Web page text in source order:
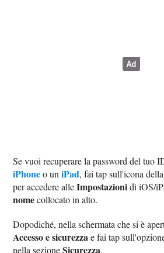
Se vuoi recuperare la password del tuo
iPhoneo uniPad, fai tap sull'icona
per accedere alleImpostazionidi iOS/
nomecollocato in alto.
Dopodiché, nella schermata che si è
Accesso e sicurezzae fai tap
nella sezioneSicurezza.